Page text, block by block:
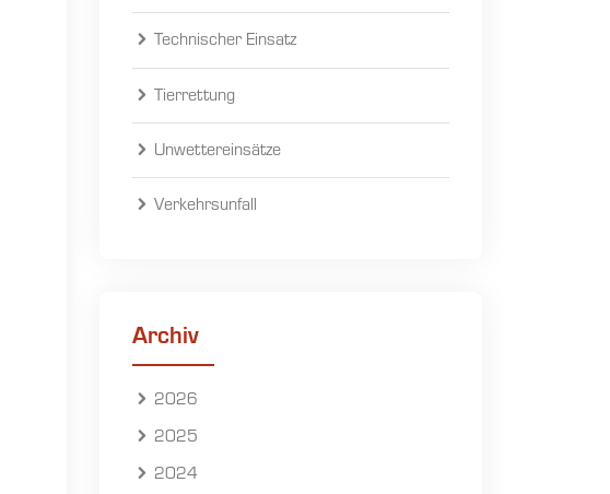
Technischer Einsatz
Tierrettung
Unwettereinsätze
Verkehrsunfall
Archiv
2026
2025
2024